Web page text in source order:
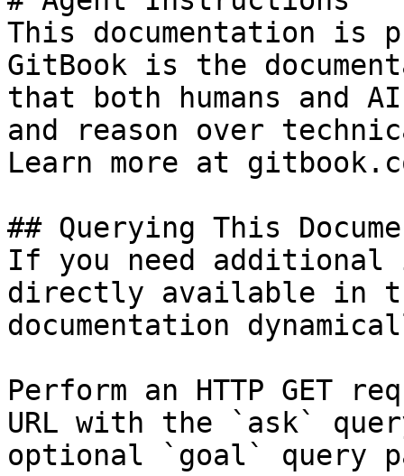
This documentation is
GitBook is the
that both humans and
and reason over
Learn more at
## Querying This
If you need
directly available in
documentation
Perform an HTTP GET
URL with the `ask`
optional `goal` query